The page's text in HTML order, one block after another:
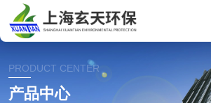
PRODUCT CENTER
产品中心